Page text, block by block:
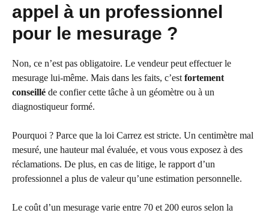
appel à un professionnel
pour le mesurage ?
Non, ce n’est pas obligatoire. Le vendeur peut effectuer le
mesurage lui-même. Mais dans les faits, c’est fortement
conseillé de confier cette tâche à un géomètre ou à un
diagnostiqueur formé.
Pourquoi ? Parce que la loi Carrez est stricte. Un centimètre mal
mesuré, une hauteur mal évaluée, et vous vous exposez à des
réclamations. De plus, en cas de litige, le rapport d’un
professionnel a plus de valeur qu’une estimation personnelle.
Le coût d’un mesurage varie entre 70 et 200 euros selon la